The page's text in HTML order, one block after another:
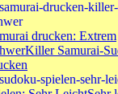
drucken: Extrem
Killer Samurai-